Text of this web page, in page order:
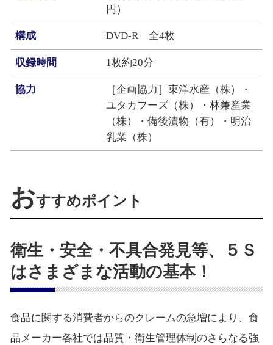
円）
構成 DVD‐R 全4枚
収録時間 1枚約20分
協力
［企画協力］東洋水産（株）・
ユタカフーズ（株）・林兼産業
（株）・備後漬物（有）・明治
乳業（株）
おすすめポイント
衛生・安全・不具合発見等、５Ｓ
はさまざまな活動の基本！
食品に関する消費者からのクレームの急増により、食
品メーカー各社では品質・衛生管理体制のさらなる強